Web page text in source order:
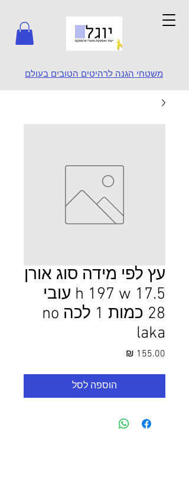
משטחי הגנה לרהיטים הטובים בעולם
עץ לפי מידה סוג אורן
h 197 w 17.5 עובי
28 כמות 1 לכה no
laka
הוספה לסל